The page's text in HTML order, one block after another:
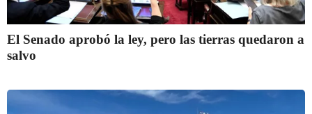
El Senado aprobó la ley, pero las tierras quedaron a
salvo